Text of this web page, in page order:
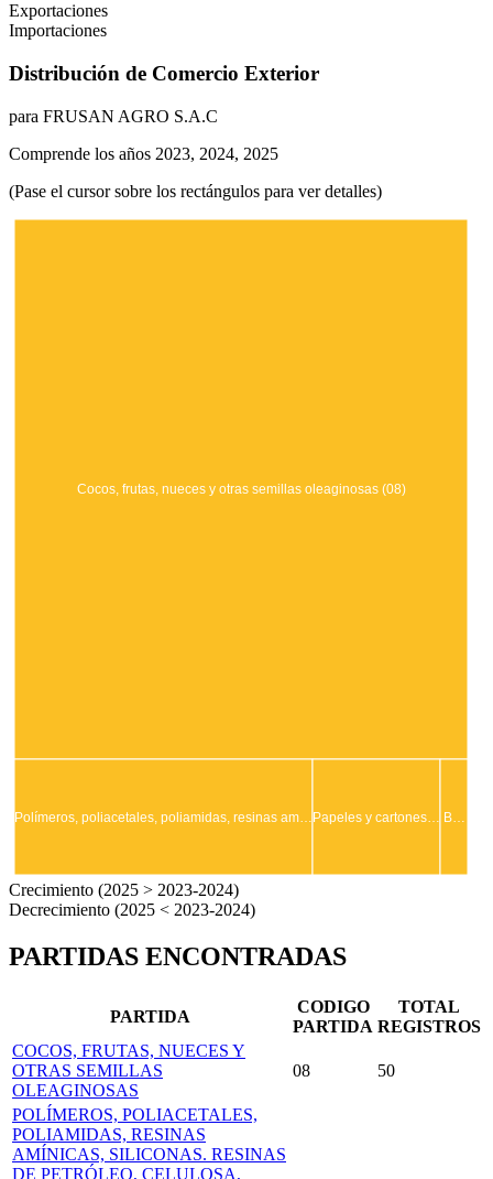
Exportaciones
Importaciones
Distribución de Comercio Exterior
para FRUSAN AGRO S.A.C
Comprende los años 2023, 2024, 2025
(Pase el cursor sobre los rectángulos para ver detalles)
Cocos, frutas, nueces y otras semillas oleaginosas (08)
Polímeros, poliacetales, poliamidas, resinas am… Papeles y cartones… B…
Crecimiento (2025 > 2023-2024)
Decrecimiento (2025 < 2023-2024)
PARTIDAS ENCONTRADAS
PARTIDA
CODIGO
PARTIDA
TOTAL
REGISTROS
COCOS, FRUTAS, NUECES Y
OTRAS SEMILLAS
OLEAGINOSAS
08 50
POLÍMEROS, POLIACETALES,
POLIAMIDAS, RESINAS
AMÍNICAS, SILICONAS. RESINAS
DE PETRÓLEO, CELULOSA,